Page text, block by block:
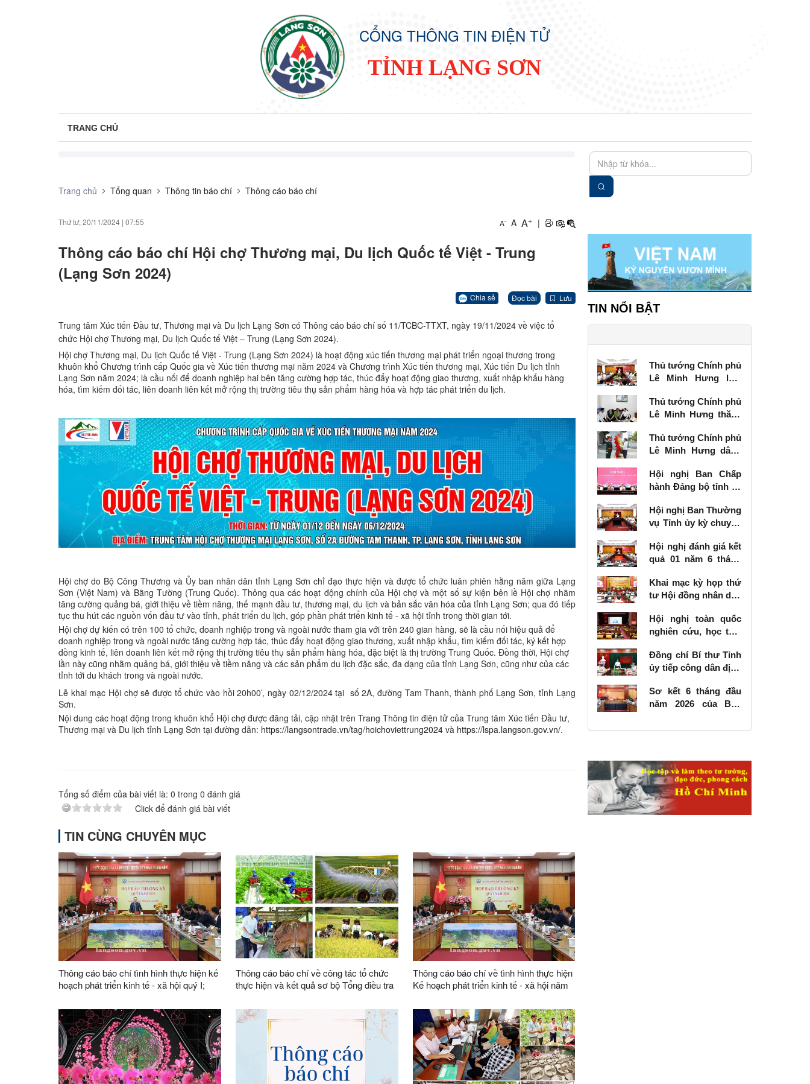
CỔNG THÔNG TIN ĐIỆN TỬ
TỈNH LẠNG SƠN
TRANG CHỦ
Trang chủ Tổng quan Thông tin báo chí Thông cáo báo chí
Thứ tư, 20/11/2024 | 07:55 A- A A+ |
Thông cáo báo chí Hội chợ Thương mại, Du lịch Quốc tế Việt - Trung
(Lạng Sơn 2024)
Chia sẻ Đọc bài Lưu
Trung tâm Xúc tiến Đầu tư, Thương mại và Du lịch Lạng Sơn có Thông cáo báo chí số 11/TCBC-TTXT, ngày 19/11/2024 về việc tổ
chức Hội chợ Thương mại, Du lịch Quốc tế Việt – Trung (Lạng Sơn 2024).
Hội chợ Thương mại, Du lịch Quốc tế Việt - Trung (Lạng Sơn 2024) là hoạt động xúc tiến thương mại phát triển ngoại thương trong
khuôn khổ Chương trình cấp Quốc gia về Xúc tiến thương mại năm 2024 và Chương trình Xúc tiến thương mại, Xúc tiến Du lịch tỉnh
Lạng Sơn năm 2024; là cầu nối để doanh nghiệp hai bên tăng cường hợp tác, thúc đẩy hoạt động giao thương, xuất nhập khẩu hàng
hóa, tìm kiếm đối tác, liên doanh liên kết mở rộng thị trường tiêu thụ sản phẩm hàng hóa và hợp tác phát triển du lịch.
Hội chợ do Bộ Công Thương và Ủy ban nhân dân tỉnh Lạng Sơn chỉ đạo thực hiện và được tổ chức luân phiên hằng năm giữa Lạng
Sơn (Việt Nam) và Bằng Tường (Trung Quốc). Thông qua các hoạt động chính của Hội chợ và một số sự kiện bên lề Hội chợ nhằm
tăng cường quảng bá, giới thiệu về tiềm năng, thế mạnh đầu tư, thương mại, du lịch và bản sắc văn hóa của tỉnh Lạng Sơn; qua đó tiếp
tục thu hút các nguồn vốn đầu tư vào tỉnh, phát triển du lịch, góp phần phát triển kinh tế - xã hội tỉnh trong thời gian tới.
Hội chợ dự kiến có trên 100 tổ chức, doanh nghiệp trong và ngoài nước tham gia với trên 240 gian hàng, sẽ là cầu nối hiệu quả để
doanh nghiệp trong và ngoài nước tăng cường hợp tác, thúc đẩy hoạt động giao thương, xuất nhập khẩu, tìm kiếm đối tác, ký kết hợp
đồng kinh tế, liên doanh liên kết mở rộng thị trường tiêu thụ sản phẩm hàng hóa, đặc biệt là thị trường Trung Quốc. Đồng thời, Hội chợ
lần này cũng nhằm quảng bá, giới thiệu về tiềm năng và các sản phẩm du lịch đặc sắc, đa dạng của tỉnh Lạng Sơn, cũng như của các
tỉnh tới du khách trong và ngoài nước.
Lễ khai mạc Hội chợ sẽ được tổ chức vào hồi 20h00’, ngày 02/12/2024 tại số 2A, đường Tam Thanh, thành phố Lạng Sơn, tỉnh Lạng
Sơn.
Nội dung các hoạt động trong khuôn khổ Hội chợ được đăng tải, cập nhật trên Trang Thông tin điện tử của Trung tâm Xúc tiến Đầu tư,
Thương mại và Du lịch tỉnh Lạng Sơn tại đường dẫn: https://langsontrade.vn/tag/hoichoviettrung2024 và https://lspa.langson.gov.vn/.
Tổng số điểm của bài viết là: 0 trong 0 đánh giá
Click để đánh giá bài viết
TIN CÙNG CHUYÊN MỤC
Thông cáo báo chí tình hình thực hiện kế
hoạch phát triển kinh tế - xã hội quý I;
Thông cáo báo chí về công tác tổ chức
thực hiện và kết quả sơ bộ Tổng điều tra
Lạng Sơn
Thông cáo báo chí về tình hình thực hiện
Kế hoạch phát triển kinh tế - xã hội năm
2026
TIN NỔI BẬT
Thủ tướng Chính phủ
Lê Minh Hưng làm
vụ Tỉnh ủy Lạng Sơn
Thủ tướng Chính phủ
Lê Minh Hưng thăm,
binh tại Lạng Sơn
Thủ tướng Chính phủ
Lê Minh Hưng dâng
các Anh hùng liệt sĩ
tại Lạng Sơn
Hội nghị Ban Chấp
hành Đảng bộ tỉnh kỳ
Hội nghị Ban Thường
vụ Tỉnh ủy kỳ chuyên
Hội nghị đánh giá kết
quả 01 năm 6 tháng
số 57-NQ/TW
Khai mạc kỳ họp thứ
tư Hội đồng nhân dân
kỳ 2026 - 2031
Hội nghị toàn quốc
nghiên cứu, học tập,
khai thực hiện Nghị
quyết số 10-NQ/TW
phát triển kinh tế có
vốn đầu tư nước
Đồng chí Bí thư Tỉnh
ủy tiếp công dân định
Sơ kết 6 tháng đầu
năm 2026 của Ban
các công trình, dự án
giao thông vận tải